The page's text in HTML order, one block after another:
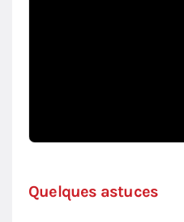
Quelques astuces